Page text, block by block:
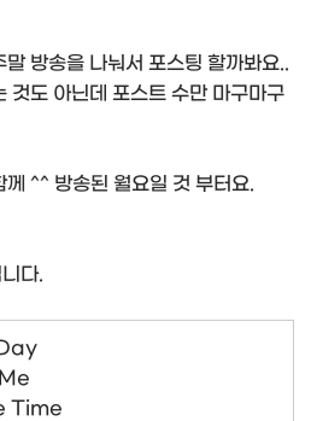
방송을 나눠서 포스팅 할까봐요..
것도 아닌데 포스트 수만 마구마구
^^ 방송된 월요일 것 부터요.
다.
Time